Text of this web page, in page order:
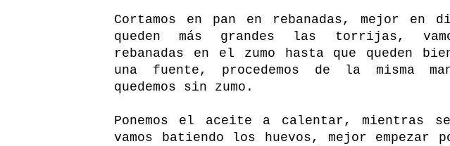
Cortamos en pan en rebanadas, mejor en
queden más grandes las torrijas,
rebanadas en el zumo hasta que queden
una fuente, procedemos de la misma
quedemos sin zumo.
Ponemos el aceite a calentar, mientras
vamos batiendo los huevos, mejor